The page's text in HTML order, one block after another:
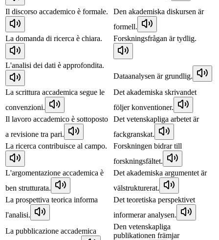
Il discorso accademico è formale.
Den akademiska diskursen är
formell.
La domanda di ricerca è chiara.
Forskningsfrågan är tydlig.
L'analisi dei dati è approfondita.
Dataanalysen är grundlig.
La scrittura accademica segue le
convenzioni.
Det akademiska skrivandet
följer konventioner.
Il lavoro accademico è sottoposto
a revisione tra pari.
Det vetenskapliga arbetet är
fackgranskat.
La ricerca contribuisce al campo.
Forskningen bidrar till
forskningsfältet.
L'argomentazione accademica è
ben strutturata.
Det akademiska argumentet är
välstrukturerat.
La prospettiva teorica informa
l'analisi.
Det teoretiska perspektivet
informerar analysen.
La pubblicazione accademica
Den vetenskapliga
publikationen främjar